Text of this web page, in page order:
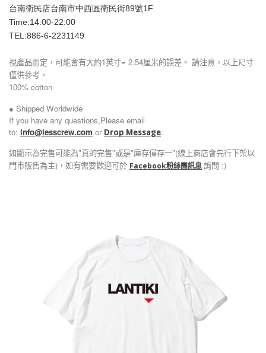
台南衛民店台南市中西區衛民街89號1F
Time:14:00-22:00
TEL:886-6-2231149
視產品而定，可能會有大約1英寸= 2.54厘米的誤差。 請注意，以上尺寸
僅供參考。
100% cotton
● Shipped Worldwide
If you have any questions,Please email
to: info@lesscrew.com or Drop Message.
如顯示為完售可能為"真的完售"或是"庫存僅存一"(線上商店會先行下架以
門市販售為主)，如有需要歡迎可於 Facebook粉絲團訊息詢問 :)